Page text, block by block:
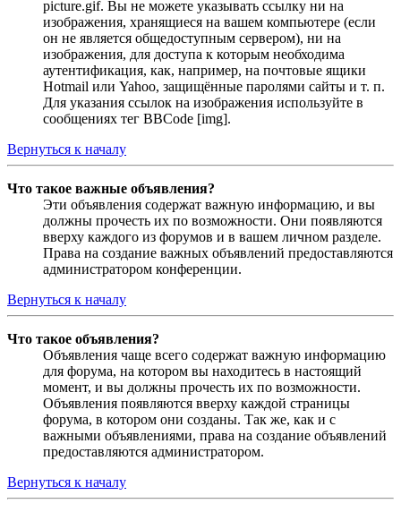
picture.gif. Вы не можете указывать ссылку ни на
изображения, хранящиеся на вашем компьютере (если
он не является общедоступным сервером), ни на
изображения, для доступа к которым необходима
аутентификация, как, например, на почтовые ящики
Hotmail или Yahoo, защищённые паролями сайты и т. п.
Для указания ссылок на изображения используйте в
сообщениях тег BBCode [img].
Вернуться к началу
Что такое важные объявления?
Эти объявления содержат важную информацию, и вы
должны прочесть их по возможности. Они появляются
вверху каждого из форумов и в вашем личном разделе.
Права на создание важных объявлений предоставляются
администратором конференции.
Вернуться к началу
Что такое объявления?
Объявления чаще всего содержат важную информацию
для форума, на котором вы находитесь в настоящий
момент, и вы должны прочесть их по возможности.
Объявления появляются вверху каждой страницы
форума, в котором они созданы. Так же, как и с
важными объявлениями, права на создание объявлений
предоставляются администратором.
Вернуться к началу